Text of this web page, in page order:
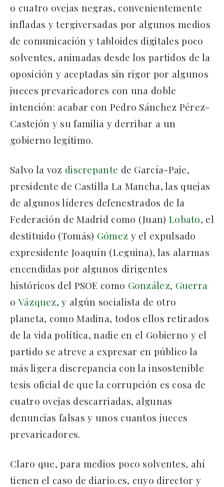
o cuatro ovejas negras, convenientemente
infladas y tergiversadas por algunos medios
de comunicación y tabloides digitales poco
solventes, animadas desde los partidos de la
oposición y aceptadas sin rigor por algunos
jueces prevaricadores con una doble
intención: acabar con Pedro Sánchez Pérez-
Castejón y su familia y derribar a un
gobierno legítimo.
Salvo la voz discrepante de García-Paje,
presidente de Castilla La Mancha, las quejas
de algunos líderes defenestrados de la
Federación de Madrid como (Juan) Lobato, el
destituido (Tomás) Gómez y el expulsado
expresidente Joaquín (Leguina), las alarmas
encendidas por algunos dirigentes
históricos del PSOE como González, Guerra
oVázquez, y algún socialista de otro
planeta, como Madina, todos ellos retirados
de la vida política, nadie en el Gobierno y el
partido se atreve a expresar en público la
más ligera discrepancia con la insostenible
tesis oficial de que la corrupción es cosa de
cuatro ovejas descarriadas, algunas
denuncias falsas y unos cuantos jueces
prevaricadores.
Claro que, para medios poco solventes, ahí
tienen el caso de diario.es, cuyo director y